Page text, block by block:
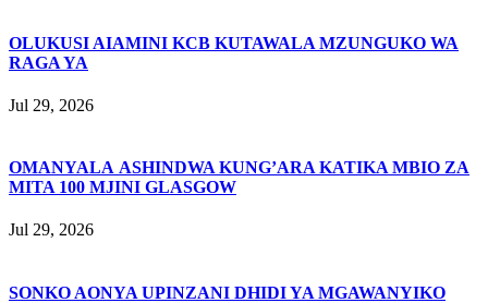
OLUKUSI AIAMINI KCB KUTAWALA MZUNGUKO WA
RAGA YA
Jul 29, 2026
OMANYALA ASHINDWA KUNG’ARA KATIKA MBIO ZA
MITA 100 MJINI GLASGOW
Jul 29, 2026
SONKO AONYA UPINZANI DHIDI YA MGAWANYIKO